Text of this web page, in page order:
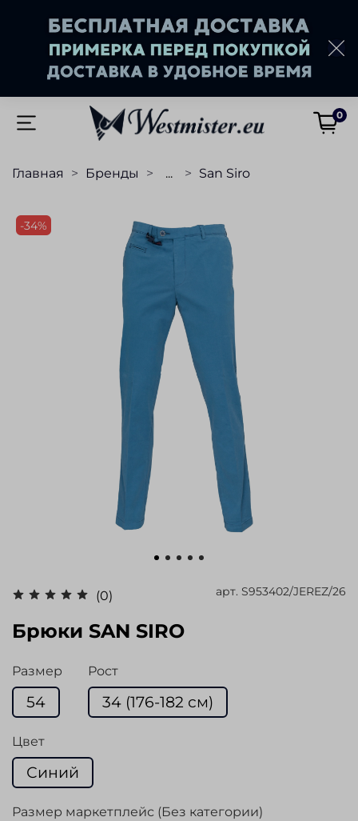
0
Главная Бренды ... San Siro
-34%
(0) арт. S953402/JEREZ/26
Брюки SAN SIRO
Размер
54
Рост
34 (176-182 см)
Цвет
Синий
Размер маркетплейс (Без категории)